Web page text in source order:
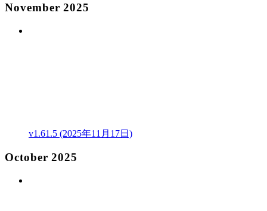
November 2025
v1.61.5 (2025年11月17日)
October 2025